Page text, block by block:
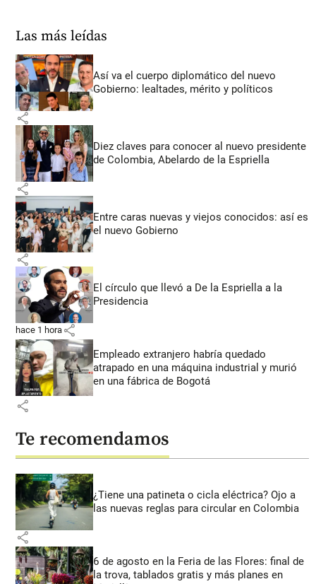
Las más leídas
Así va el cuerpo diplomático del nuevo
Gobierno: lealtades, mérito y políticos
share
Diez claves para conocer al nuevo presidente
de Colombia, Abelardo de la Espriella
share
Entre caras nuevas y viejos conocidos: así es
el nuevo Gobierno
share
El círculo que llevó a De la Espriella a la
Presidencia
hace 1 hora share
Empleado extranjero habría quedado
atrapado en una máquina industrial y murió
en una fábrica de Bogotá
share
Te recomendamos
¿Tiene una patineta o cicla eléctrica? Ojo a
las nuevas reglas para circular en Colombia
share
6 de agosto en la Feria de las Flores: final de
la trova, tablados gratis y más planes en